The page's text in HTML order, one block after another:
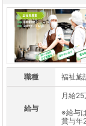
職種 福祉施
給与
月給
※給与
賞与年